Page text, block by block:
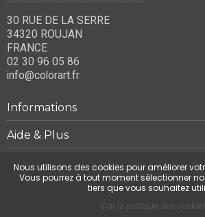
30 RUE DE LA SERRE
34320 ROUJAN
FRANCE
02 30 96 05 86
info@colorart.fr
Informations
Aide & Plus
Notre société
Contactez-nous
Nous utilisons des cookies pour améliorer
Vous pourrez à tout moment sélectionner
tiers que vous souhaitez
Voir la politique des cookies